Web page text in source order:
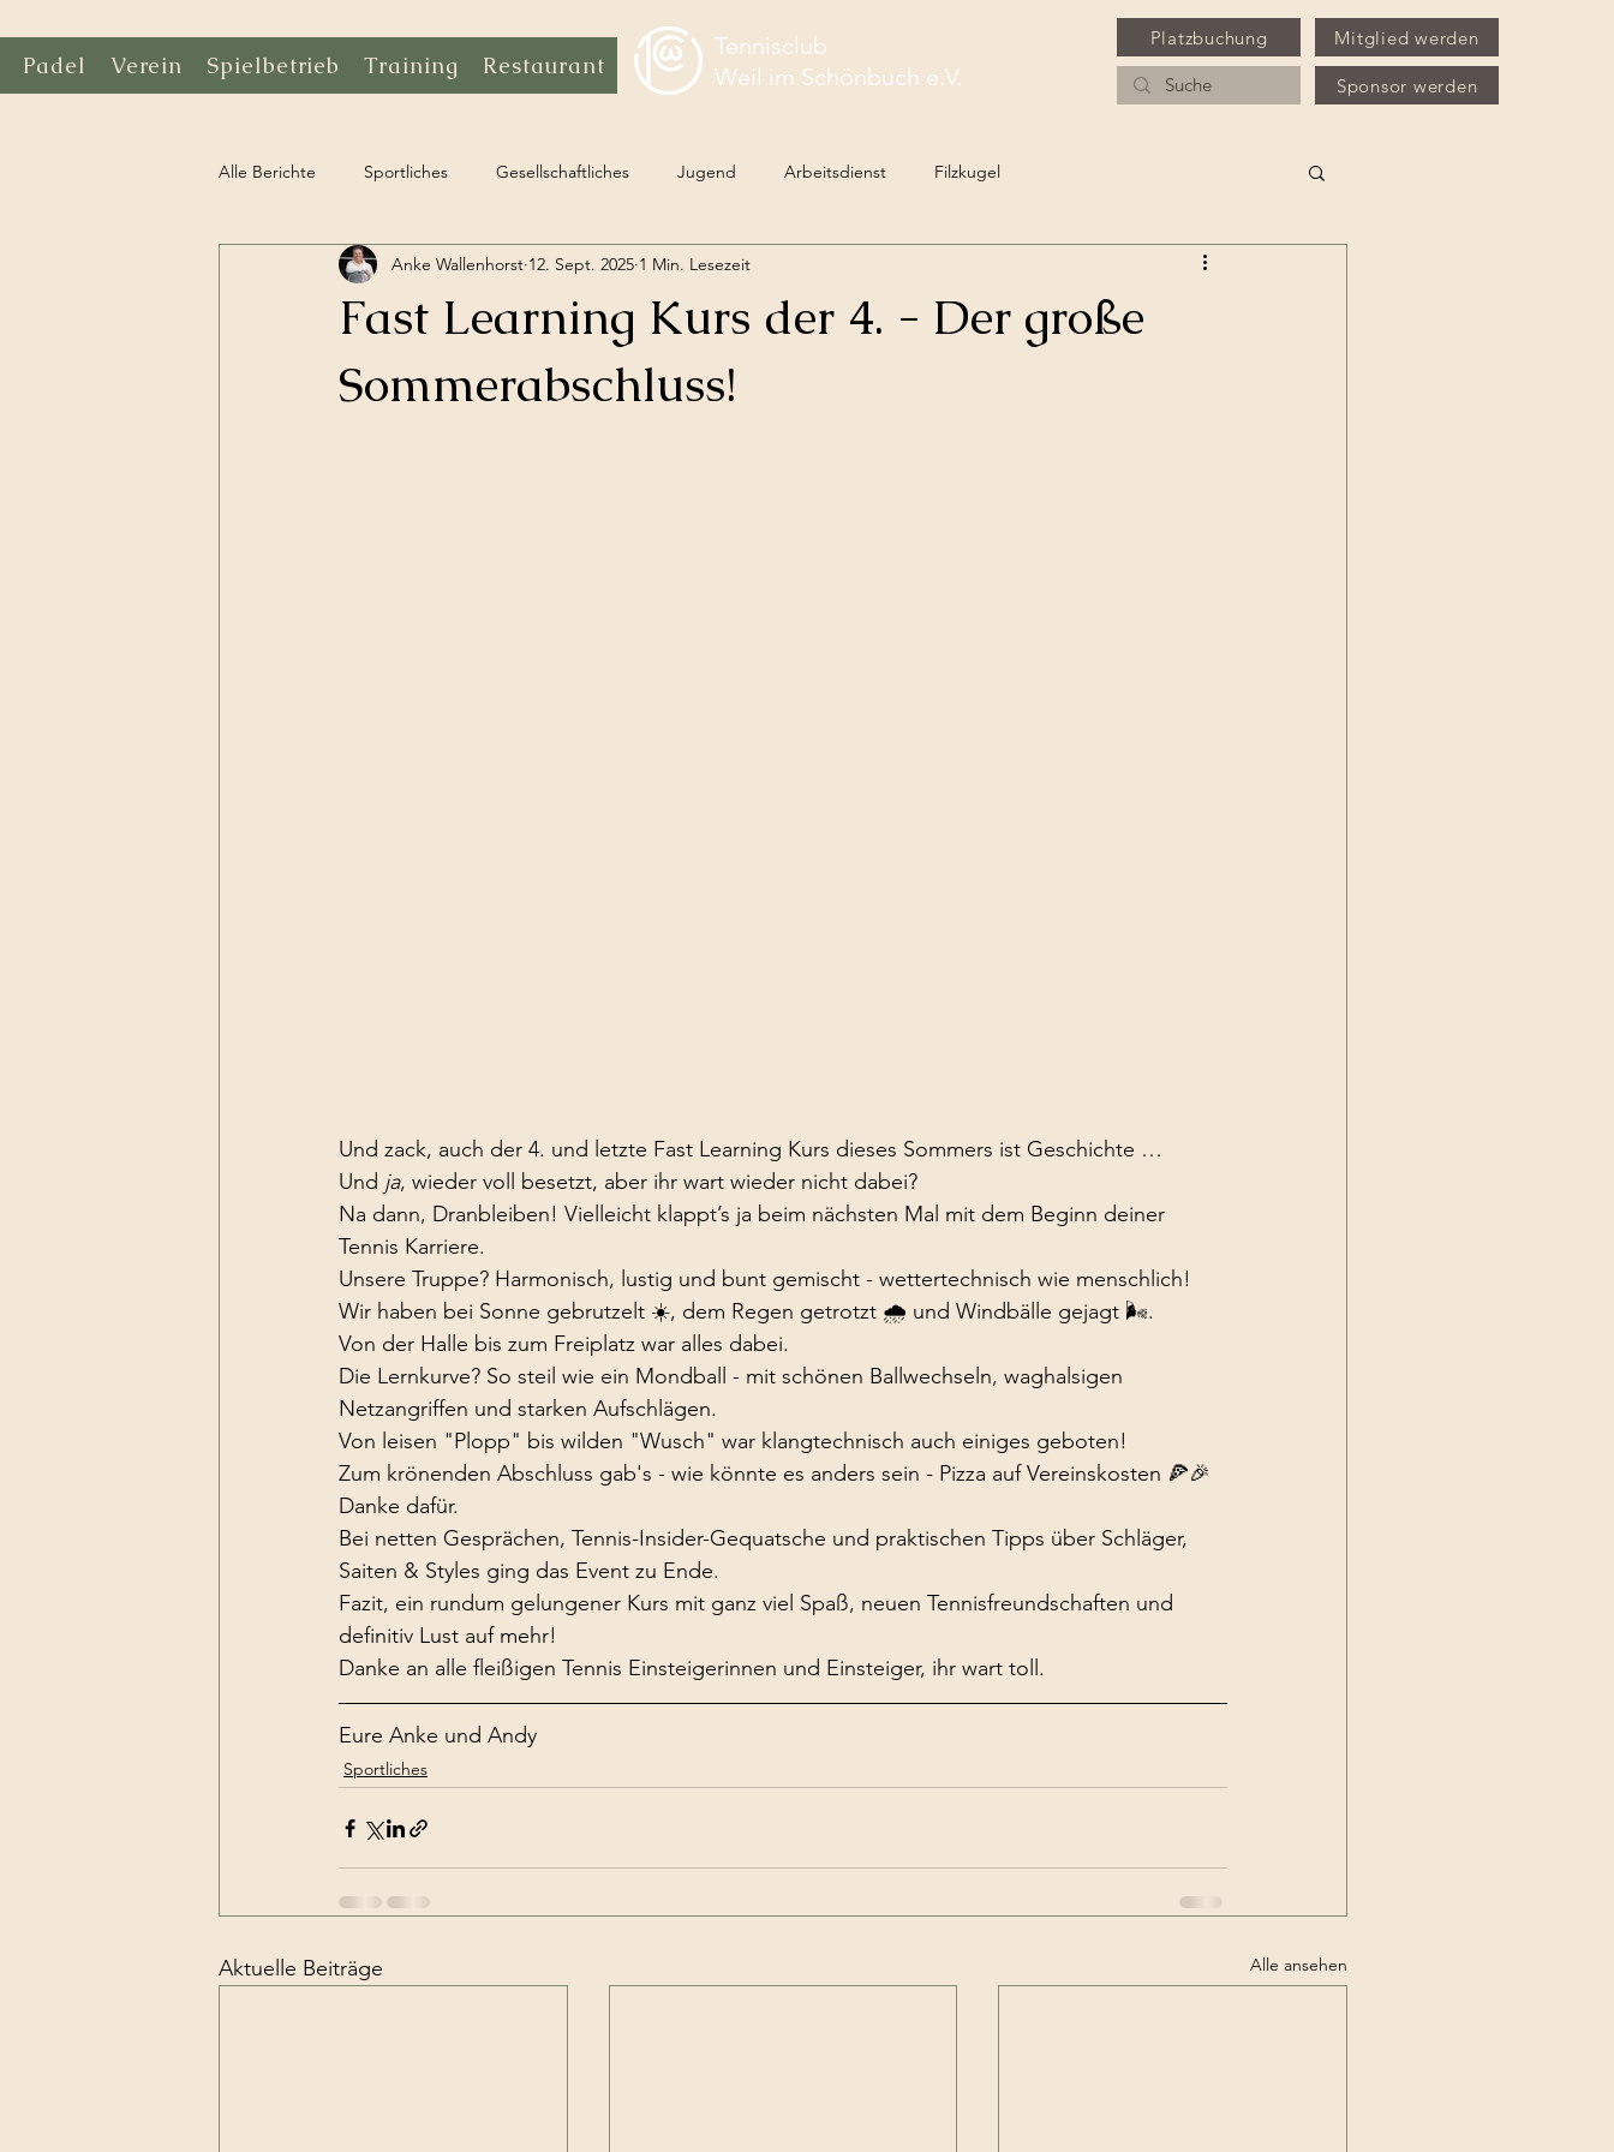
Padel Verein Spielbetrieb Training Restaurant
Tennisclub
Weil im Schönbuch e.V.
Platzbuchung Mitglied werden
Sponsor werden
Alle Berichte Sportliches Gesellschaftliches Jugend Arbeitsdienst Filzkugel
Fast Learning Kurs der 4. - Der große
Sommerabschluss!
Anke Wallenhorst 12. Sept. 2025 1 Min. Lesezeit
Und zack, auch der 4. und letzte Fast Learning Kurs dieses Sommers ist Geschichte …
Und ja, wieder voll besetzt, aber ihr wart wieder nicht dabei?
Na dann, Dranbleiben! Vielleicht klappt’s ja beim nächsten Mal mit dem Beginn deiner
Tennis Karriere.
Unsere Truppe? Harmonisch, lustig und bunt gemischt - wettertechnisch wie menschlich!
Wir haben bei Sonne gebrutzelt ☀️, dem Regen getrotzt 🌧️ und Windbälle gejagt 🌬️.
Von der Halle bis zum Freiplatz war alles dabei.
Die Lernkurve? So steil wie ein Mondball - mit schönen Ballwechseln, waghalsigen
Netzangriffen und starken Aufschlägen.
Von leisen "Plopp" bis wilden "Wusch" war klangtechnisch auch einiges geboten!
Zum krönenden Abschluss gab's - wie könnte es anders sein - Pizza auf Vereinskosten 🍕🎉
Danke dafür.
Bei netten Gesprächen, Tennis-Insider-Gequatsche und praktischen Tipps über Schläger,
Saiten & Styles ging das Event zu Ende.
Fazit, ein rundum gelungener Kurs mit ganz viel Spaß, neuen Tennisfreundschaften und
definitiv Lust auf mehr!
Danke an alle fleißigen Tennis Einsteigerinnen und Einsteiger, ihr wart toll.
Eure Anke und Andy
Sportliches
Aktuelle Beiträge Alle ansehen